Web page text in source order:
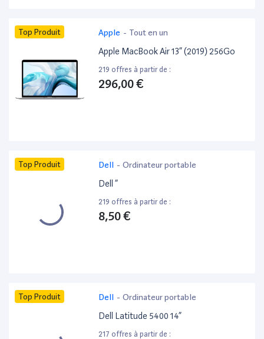
Top Produit Apple - Tout en un
Apple MacBook Air 13” (2019) 256Go
219 offres à partir de :
296,00 €
Top Produit Dell - Ordinateur portable
Dell ”
219 offres à partir de :
8,50 €
Top Produit Dell - Ordinateur portable
Dell Latitude 5400 14”
217 offres à partir de :